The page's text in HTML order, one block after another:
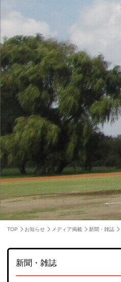
TOP お知らせ メディア掲載 新聞・雑誌
新聞・雑誌